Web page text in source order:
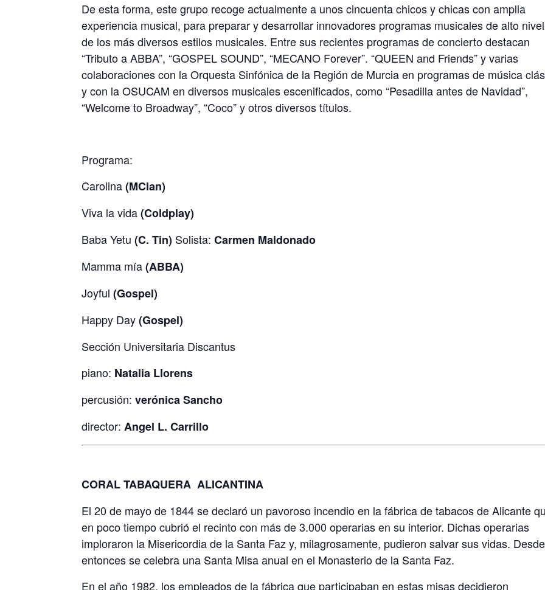
De esta forma, este grupo recoge actualmente a unos cincuenta chicos y chicas con amplia
experiencia musical, para preparar y desarrollar innovadores programas musicales de alto
de los más diversos estilos musicales. Entre sus recientes programas de concierto destacan
“Tributo a ABBA”, “GOSPEL SOUND”, “MECANO Forever”. “QUEEN and Friends” y varias
colaboraciones con la Orquesta Sinfónica de la Región de Murcia en programas de música
y con la OSUCAM en diversos musicales escenificados, como “Pesadilla antes de Navidad”,
“Welcome to Broadway”, “Coco” y otros diversos títulos.
Programa:
Carolina(MClan)
Viva la vida(Coldplay)
Baba Yetu(C. Tin) Solista:Carmen Maldonado
Mamma mía(ABBA)
Joyful(Gospel)
Happy Day(Gospel)
Sección Universitaria Discantus
piano: Natalia Llorens
percusión:verónica Sancho
director: Angel L. Carrillo
CORAL TABAQUERA ALICANTINA
El 20 de mayo de 1844 se declaró un pavoroso incendio en la fábrica de taba­cos de Alicante
en poco tiempo cubrió el recinto con más de 3.000 ope­rarias en su interior. Dichas operarias
imploraron la Misericordia de la Santa Faz y, milagrosamente, pudieron salvar sus vidas. Desde
entonces se celebra una Santa Misa anual en el Monasterio de la Santa Faz.
En el año 1982, los empleados de la fábrica que participaban en estas mi­sas decidieron